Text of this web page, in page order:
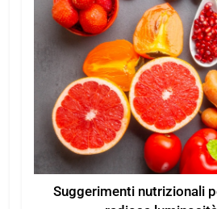
Suggerimenti nutrizionali